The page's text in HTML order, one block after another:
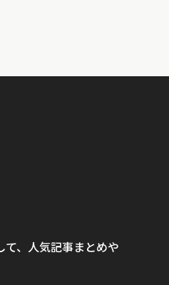
て、人気記事まとめや